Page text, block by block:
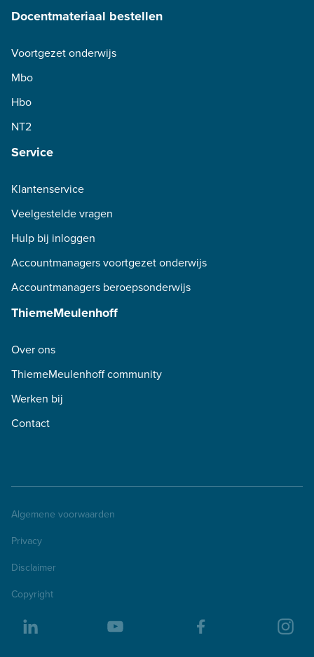
Docentmateriaal bestellen
Voortgezet onderwijs
Mbo
Hbo
NT2
Service
Klantenservice
Veelgestelde vragen
Hulp bij inloggen
Accountmanagers voortgezet onderwijs
Accountmanagers beroepsonderwijs
ThiemeMeulenhoff
Over ons
ThiemeMeulenhoff community
Werken bij
Contact
Algemene voorwaarden
Privacy
Disclaimer
Copyright